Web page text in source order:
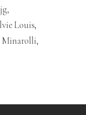
Louis